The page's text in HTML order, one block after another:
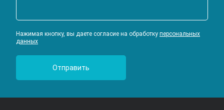
Нажимая кнопку, вы даете согласие на обработку персональных
данных